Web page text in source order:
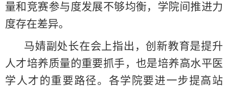
量和竞赛参与度发展不够均衡，学院间推进力
度存在差异。
马婧副处长在会上指出，创新教育是提升
人才培养质量的重要抓手，也是培养高水平医
学人才的重要路径。各学院要进一步提高站